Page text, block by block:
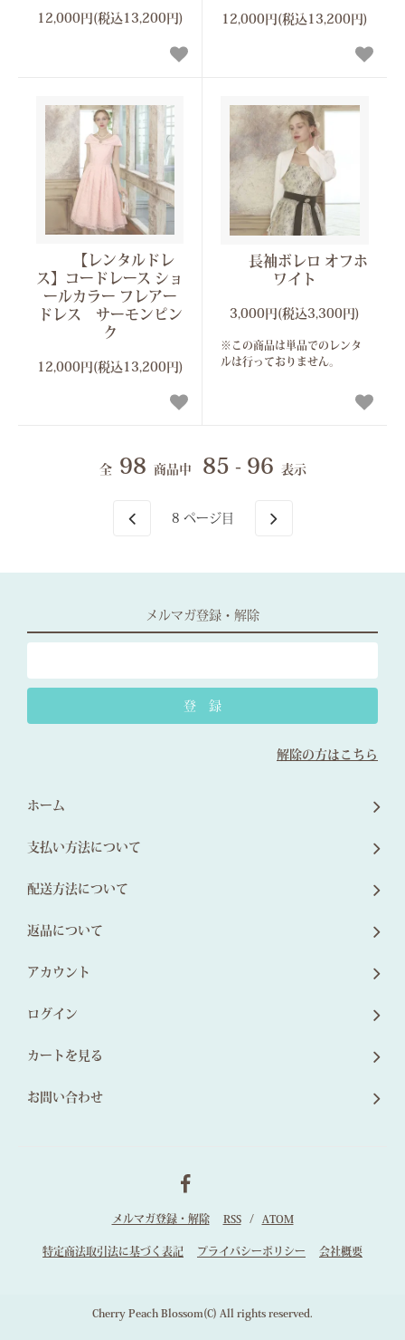
12,000円(税込13,200円) 12,000円(税込13,200円)
【レンタルドレ
ス】コードレース ショ
ールカラー フレアー
ドレス サーモンピン
ク
12,000円(税込13,200円)
長袖ボレロ オフホ
ワイト
3,000円(税込3,300円)
※この商品は単品でのレンタ
ルは行っておりません。
全 98 商品中 85 - 96 表示
8 ページ目
メルマガ登録・解除
解除の方はこちら
ホーム
支払い方法について
配送方法について
返品について
アカウント
ログイン
カートを見る
お問い合わせ
メルマガ登録・解除 RSS / ATOM
特定商法取引法に基づく表記 プライバシーポリシー 会社概要
Cherry Peach Blossom(C) All rights reserved.